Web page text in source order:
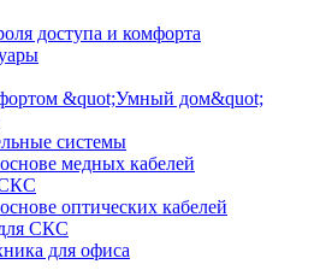
доступа и комфорта
&quot;Умный дом&quot;
системы
медных кабелей
СКС
оптических кабелей
СКС
для офиса